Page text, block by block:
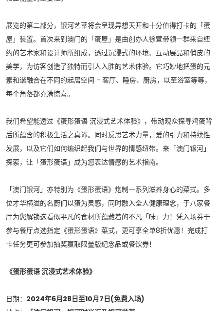
展览的第二部分，银河艺萃将会呈现异想天开和十分值得打卡的「蛋
屋」装置。首次来到澳门的「蛋屋」是由创办人徐萱带领一群来自纽
约的艺术家和设计师所组成，透过沉浸式的环境、互动展品和俏皮的
美学，为访客创造了独特而引人入胜的艺术体验。它巧妙地把蛋的元
素和谐融合在不同的起居空间 - 客厅、睡房、厨房，以至浴室等等，
每个角落都充满惊喜。
我们希望能透过《蛋形蛋语 沉浸式艺术体验》，带动观众探寻鸡蛋背
后所蕴含的积极生活之真谛。同时反思艺术力量，爱的引力和持续性
发展，以及它们如何编织起我们与世界的情感纽带。来「澳门银河」
探索，让「蛋形蛋语」成为您表达情感的艺术指南。
「澳门银河」亦特别为《蛋形蛋语》炮制一系列滋养身心的菜式。多
位才华横溢的名厨们以蛋为灵感，同时融入全人健康理念，于八家餐
厅为您解锁这看似平凡的食材所蕴藏着的不凡「味」力！凭入场券于
参与餐厅点选指定《蛋形蛋语》菜式，更可享全单8折优惠！完成打
卡任务更可参加抽奖赢取限量版纪念品或餐饮券！
《蛋形蛋语 沉浸式艺术体验》
日期： 2024年6月28日至10月7日(免费入场)